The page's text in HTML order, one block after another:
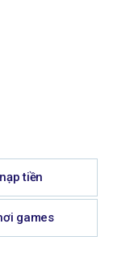
tiền
games